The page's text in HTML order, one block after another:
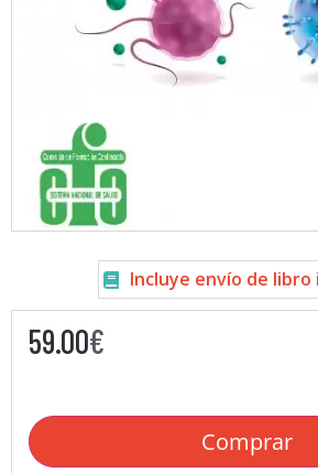
Incluye envío de libro
59.00€
Comprar